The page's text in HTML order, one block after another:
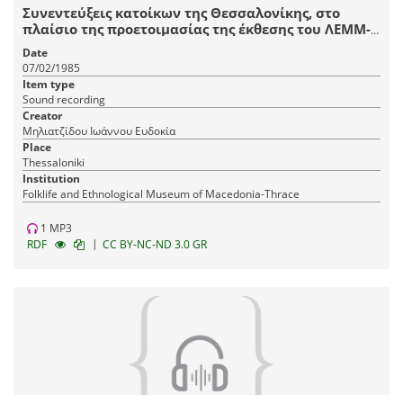
Συνεντεύξεις κατοίκων της Θεσσαλονίκης, στο
πλαίσιο της προετοιμασίας της έκθεσης του ΛΕΜΜ-
Θ "Αστικό Σπίτι Θεσσαλονίκης, 1880-1912".
Date
07/02/1985
Item type
Sound recording
Creator
Μηλιατζίδου Ιωάννου Ευδοκία
Place
Thessaloniki
Institution
Fοlklife and Ethnological Museum of Macedonia-Thrace
1 MP3
RDF
| CC BY-NC-ND 3.0 GR